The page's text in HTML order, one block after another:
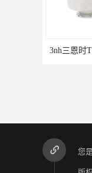
3nh三恩时
您